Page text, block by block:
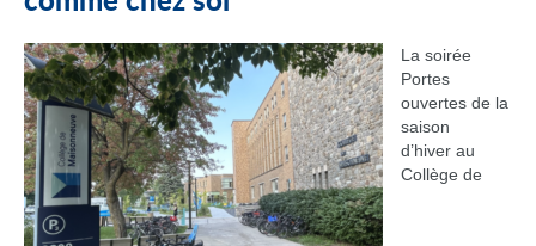
La soirée
Portes
ouvertes de la
saison
d’hiver au
Collège de